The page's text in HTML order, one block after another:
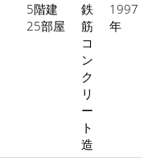
5階建
25部屋
鉄
筋
コ
ン
ク
リ
ー
ト
造
1997
年